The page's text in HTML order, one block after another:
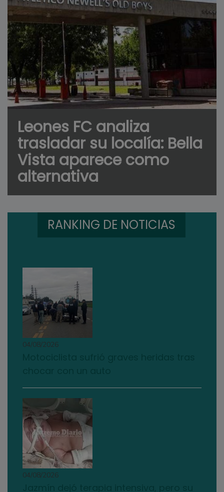
Leones FC analiza
trasladar su localía: Bella
Vista aparece como
alternativa
RANKING DE NOTICIAS
04/08/2026
04/08/2026